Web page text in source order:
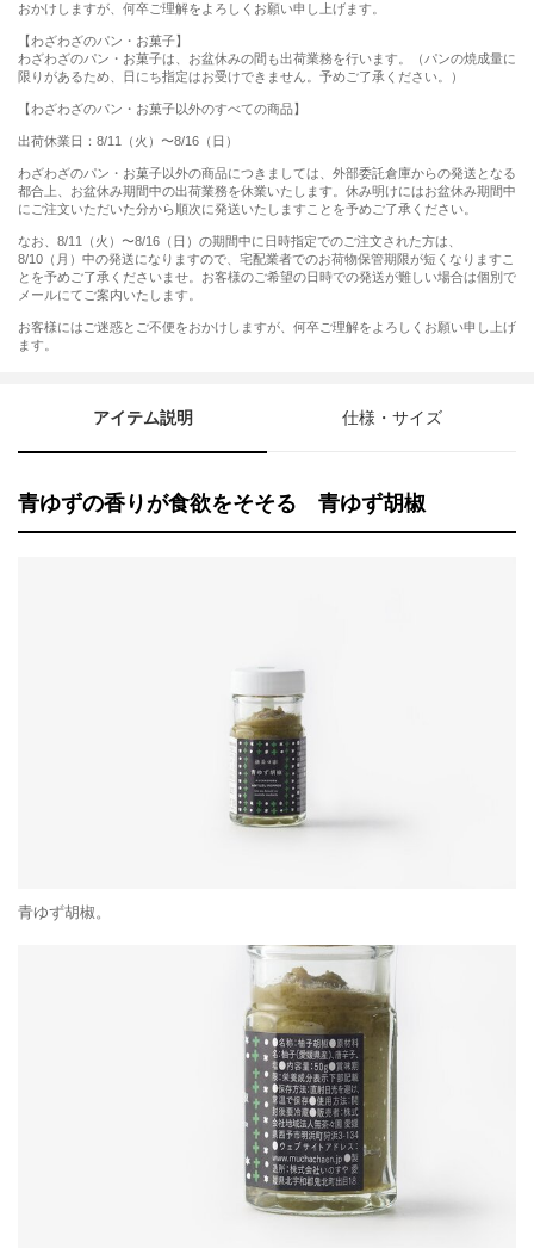
おかけしますが、何卒ご理解をよろしくお願い申し上げます。
【わざわざのパン・お菓子】
わざわざのパン・お菓子は、お盆休みの間も出荷業務を行います。（パンの焼成量に
限りがあるため、日にち指定はお受けできません。予めご了承ください。）
【わざわざのパン・お菓子以外のすべての商品】
出荷休業日：8/11（火）〜8/16（日）
わざわざのパン・お菓子以外の商品につきましては、外部委託倉庫からの発送となる
都合上、お盆休み期間中の出荷業務を休業いたします。休み明けにはお盆休み期間中
にご注文いただいた分から順次に発送いたしますことを予めご了承ください。
なお、8/11（火）〜8/16（日）の期間中に日時指定でのご注文された方は、
8/10（月）中の発送になりますので、宅配業者でのお荷物保管期限が短くなりますこ
とを予めご了承くださいませ。お客様のご希望の日時での発送が難しい場合は個別で
メールにてご案内いたします。
お客様にはご迷惑とご不便をおかけしますが、何卒ご理解をよろしくお願い申し上げ
ます。
アイテム説明 仕様・サイズ
青ゆずの香りが食欲をそそる 青ゆず胡椒
青ゆず胡椒。